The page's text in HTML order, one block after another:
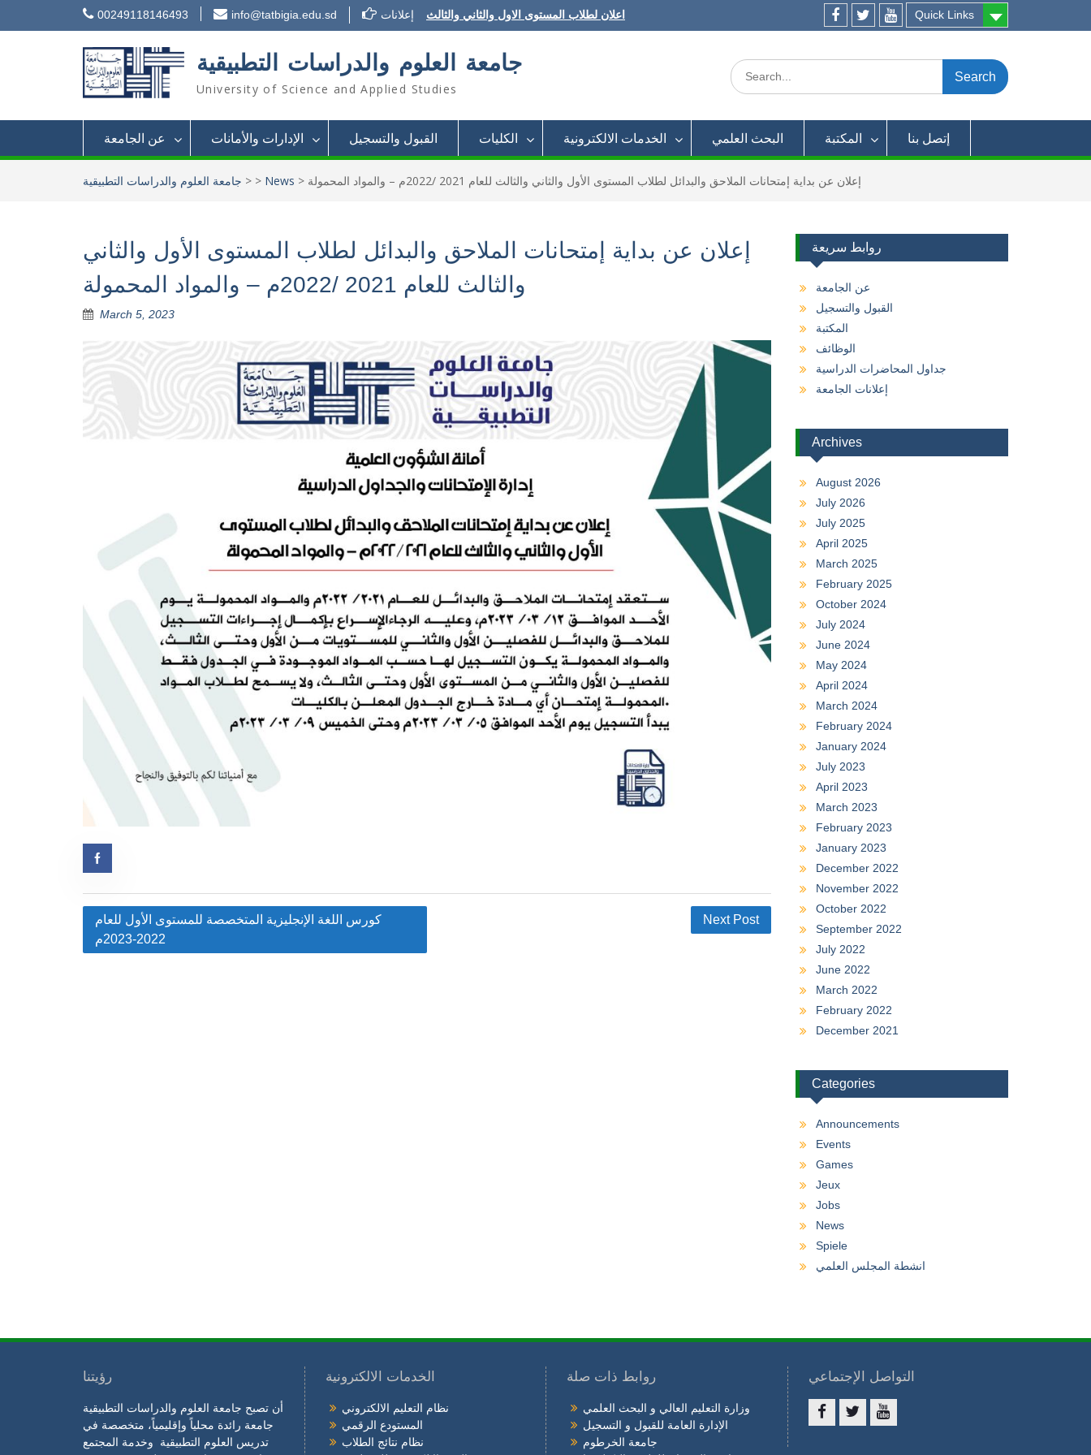
00249118146493 info@tatbigia.edu.sd إعلانات
اعلان لطلاب المستوى الاول والثاني والثالث
إعلان تسديد الرسوم الدراسية
Quick Links
Facebook
twitteryoutube
جامعة العلوم والدراسات التطبيقية
University of Science and Applied Studies
Search
for:
عن الجامعة الإدارات والأمانات القبول والتسجيل الكليات الخدمات الالكترونية البحث العلمي المكتبة إتصل بنا
جامعة العلوم والدراسات التطبيقية > > News > إعلان عن بداية إمتحانات الملاحق والبدائل لطلاب المستوى الأول والثاني والثالث للعام 2021 /2022م – والمواد المحمولة
إعلان عن بداية إمتحانات الملاحق والبدائل لطلاب المستوى الأول والثاني
والثالث للعام 2021 /2022م – والمواد المحمولة
March 5, 2023
Post
navigation
كورس اللغة الإنجليزية المتخصصة للمستوى الأول للعام
2022-2023م
Next Post
روابط سريعة
عن الجامعة
القبول والتسجيل
المكتبة
الوظائف
جداول المحاضرات الدراسية
إعلانات الجامعة
Archives
August 2026
July 2026
July 2025
April 2025
March 2025
February 2025
October 2024
July 2024
June 2024
May 2024
April 2024
March 2024
February 2024
January 2024
July 2023
April 2023
March 2023
February 2023
January 2023
December 2022
November 2022
October 2022
September 2022
July 2022
June 2022
March 2022
February 2022
December 2021
Categories
Announcements
Events
Games
Jeux
Jobs
News
Spiele
انشطة المجلس العلمي
رؤيتنا
أن تصبح جامعة العلوم والدراسات التطبيقية
جامعة رائدة محلياً وإقليمياً، متخصصة في
تدريس العلوم التطبيقية وخدمة المجتمع
الخدمات الالكترونية
نظام التعليم الالكتروني
المستودع الرقمي
نظام نتائج الطلاب
روابط ذات صلة
وزارة التعليم العالي و البحث العلمي
الإدارة العامة للقبول و التسجيل
جامعة الخرطوم
التواصل الإجتماعي